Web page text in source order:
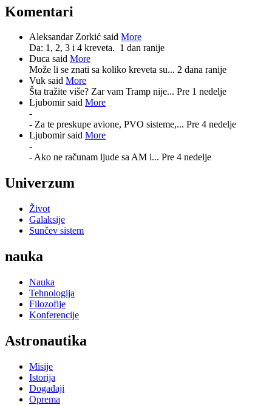
Komentari
Aleksandar Zorkić said More
Da: 1, 2, 3 i 4 kreveta. 1 dan ranije
Duca said More
Može li se znati sa koliko kreveta su... 2 dana ranije
Vuk said More
Šta tražite više? Zar vam Tramp nije... Pre 1 nedelje
Ljubomir said More
-
- Za te preskupe avione, PVO sisteme,... Pre 4 nedelje
Ljubomir said More
-
- Ako ne računam ljude sa AM i... Pre 4 nedelje
Univerzum
Život
Galaksije
Sunčev sistem
nauka
Nauka
Tehnologija
Filozofije
Konferencije
Astronautika
Misije
Istorija
Događaji
Oprema